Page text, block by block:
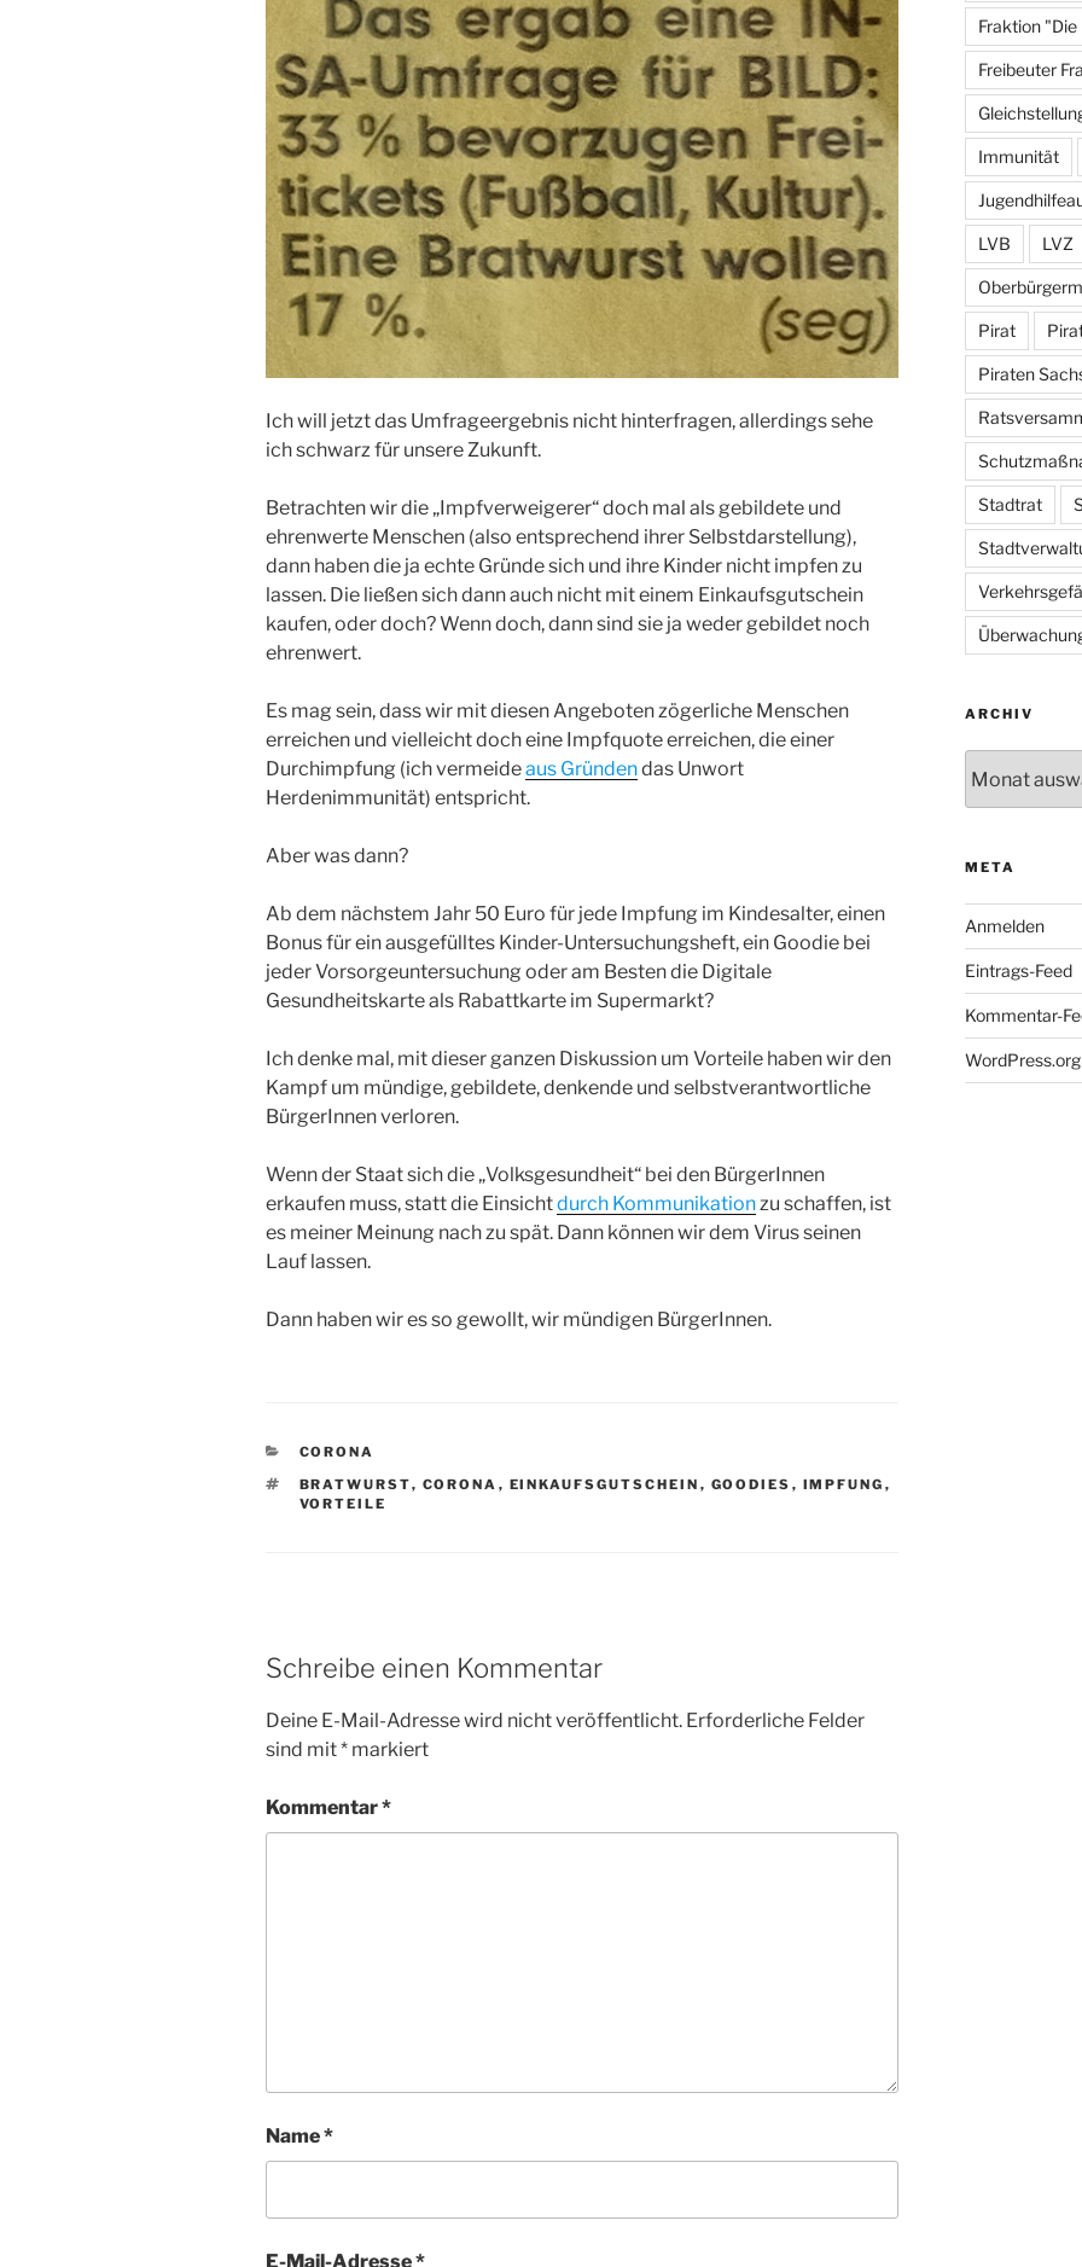
Ich will jetzt das Umfrageergebnis nicht hinterfragen, allerdings sehe
ich schwarz für unsere Zukunft.
Betrachten wir die „Impfverweigerer“ doch mal als gebildete und
ehrenwerte Menschen (also entsprechend ihrer Selbstdarstellung),
dann haben die ja echte Gründe sich und ihre Kinder nicht impfen zu
lassen. Die ließen sich dann auch nicht mit einem Einkaufsgutschein
kaufen, oder doch? Wenn doch, dann sind sie ja weder gebildet noch
ehrenwert.
Es mag sein, dass wir mit diesen Angeboten zögerliche Menschen
erreichen und vielleicht doch eine Impfquote erreichen, die einer
Durchimpfung (ich vermeideaus Gründendas Unwort
Herdenimmunität) entspricht.
Aber was dann?
Ab dem nächstem Jahr 50 Euro für jede Impfung im Kindesalter, einen
Bonus für ein ausgefülltes Kinder-Untersuchungsheft, ein Goodie bei
jeder Vorsorgeuntersuchung oder am Besten die Digitale
Gesundheitskarte als Rabattkarte im Supermarkt?
Ich denke mal, mit dieser ganzen Diskussion um Vorteile haben wir den
Kampf um mündige, gebildete, denkende und selbstverantwortliche
BürgerInnen verloren.
Wenn der Staat sich die „Volksgesundheit“ bei den BürgerInnen
erkaufen muss, statt die Einsichtdurch Kommunikationzu schaffen, ist
es meiner Meinung nach zu spät. Dann können wir dem Virus seinen
Lauf lassen.
Dann haben wir es so gewollt, wir mündigen BürgerInnen.
KATEGORIEN
CORONA
SCHLAGWÖRTER
BRATWURST, CORONA , EINKAUFSGUTSCHEIN , GOODIES , IMPFUNG ,
VORTEILE
Schreibe einen Kommentar
Deine E-Mail-Adresse wird nicht veröffentlicht. Erforderliche Felder
sind mit* markiert
Kommentar*
Name*
E-Mail-Adresse*
Fraktion
Freibeuter
Immunität
LVB LVZ
Pirat
Piraten
Stadtrat
ARCHIV
META
Anmelden
Eintrags-Feed
Kommentar-
WordPress.org